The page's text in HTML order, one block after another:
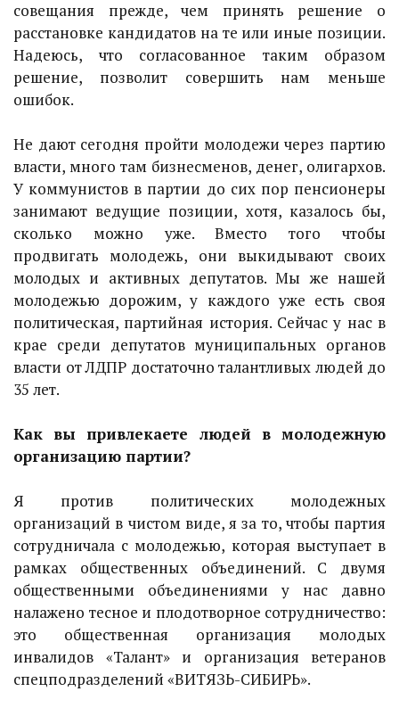
совещания прежде, чем принять решение о
расстановке кандидатов на те или иные позиции.
Надеюсь, что согласованное таким образом
решение, позволит совершить нам меньше
ошибок.
Не дают сегодня пройти молодежи через партию
власти, много там бизнесменов, денег, олигархов.
У коммунистов в партии до сих пор пенсионеры
занимают ведущие позиции, хотя, казалось бы,
сколько можно уже. Вместо того чтобы
продвигать молодежь, они выкидывают своих
молодых и активных депутатов. Мы же нашей
молодежью дорожим, у каждого уже есть своя
политическая, партийная история. Сейчас у нас в
крае среди депутатов муниципальных органов
власти от ЛДПР достаточно талантливых людей до
35 лет.
Как вы привлекаете людей в молодежную
организацию партии?
Я против политических молодежных
организаций в чистом виде, я за то, чтобы партия
сотрудничала с молодежью, которая выступает в
рамках общественных объединений. С двумя
общественными объединениями у нас давно
налажено тесное и плодотворное сотрудничество:
это общественная организация молодых
инвалидов «Талант» и организация ветеранов
спецподразделений «ВИТЯЗЬ-СИБИРЬ».